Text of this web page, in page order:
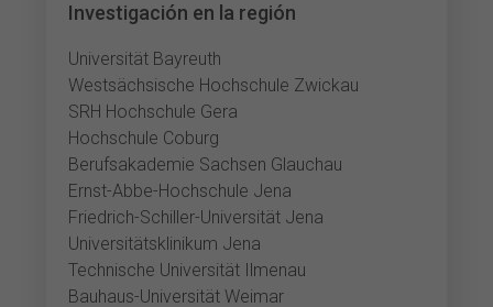
Investigación en la región
Universität Bayreuth
Westsächsische Hochschule Zwickau
SRH Hochschule Gera
Hochschule Coburg
Berufsakademie Sachsen Glauchau
Ernst-Abbe-Hochschule Jena
Friedrich-Schiller-Universität Jena
Universitätsklinikum Jena
Technische Universität Ilmenau
Bauhaus-Universität Weimar